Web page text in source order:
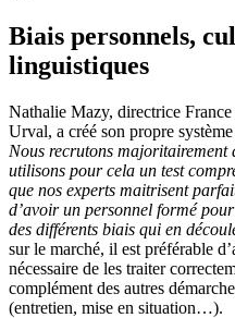
Biais personnels,
linguistiques
Nathalie Mazy, directrice
Urval, a créé son propre
Nous recrutons majoritairement
utilisons pour cela un test
que nos experts maitrisent
d’avoir un personnel formé
des différents biais qui en
sur le marché, il est préférable
nécessaire de les traiter
complément des autres
(entretien, mise en situation…).